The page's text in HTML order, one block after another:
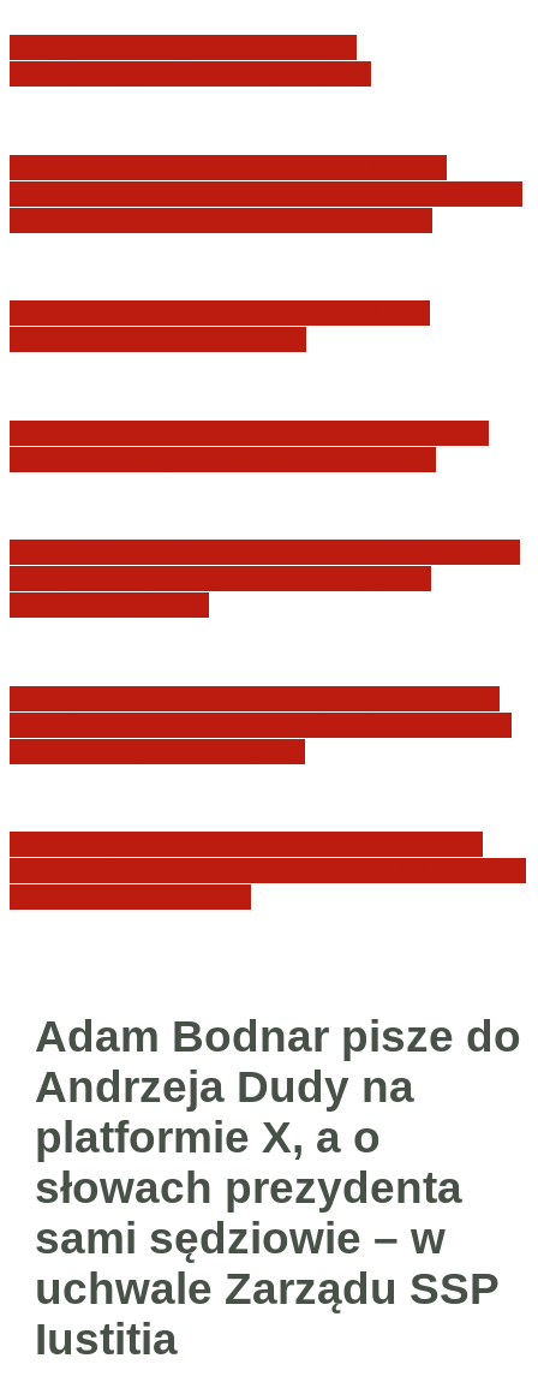
Adam Bodnar pisze do
Andrzeja Dudy na
platformie X, a o
słowach prezydenta
sami sędziowie – w
uchwale Zarządu SSP
Iustitia